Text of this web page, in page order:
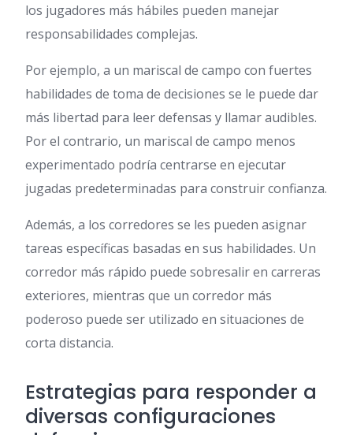
los jugadores más hábiles pueden manejar
responsabilidades complejas.
Por ejemplo, a un mariscal de campo con fuertes
habilidades de toma de decisiones se le puede dar
más libertad para leer defensas y llamar audibles.
Por el contrario, un mariscal de campo menos
experimentado podría centrarse en ejecutar
jugadas predeterminadas para construir confianza.
Además, a los corredores se les pueden asignar
tareas específicas basadas en sus habilidades. Un
corredor más rápido puede sobresalir en carreras
exteriores, mientras que un corredor más
poderoso puede ser utilizado en situaciones de
corta distancia.
Estrategias para responder a
diversas configuraciones